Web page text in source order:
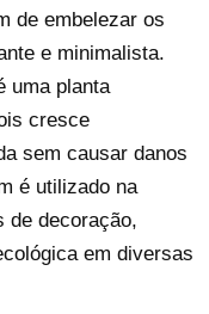
de embelezar os
e minimalista.
uma planta
cresce
sem causar danos
é utilizado na
de decoração,
em diversas